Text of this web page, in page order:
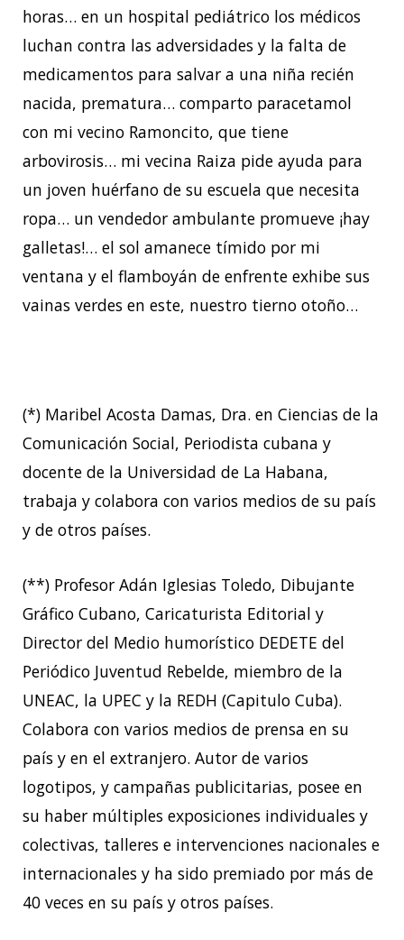
horas… en un hospital pediátrico los médicos
luchan contra las adversidades y la falta de
medicamentos para salvar a una niña recién
nacida, prematura… comparto paracetamol
con mi vecino Ramoncito, que tiene
arbovirosis… mi vecina Raiza pide ayuda para
un joven huérfano de su escuela que necesita
ropa… un vendedor ambulante promueve ¡hay
galletas!… el sol amanece tímido por mi
ventana y el flamboyán de enfrente exhibe sus
vainas verdes en este, nuestro tierno otoño…
(*) Maribel Acosta Damas, Dra. en Ciencias de la
Comunicación Social, Periodista cubana y
docente de la Universidad de La Habana,
trabaja y colabora con varios medios de su país
y de otros países.
(**) Profesor Adán Iglesias Toledo, Dibujante
Gráfico Cubano, Caricaturista Editorial y
Director del Medio humorístico DEDETE del
Periódico Juventud Rebelde, miembro de la
UNEAC, la UPEC y la REDH (Capitulo Cuba).
Colabora con varios medios de prensa en su
país y en el extranjero. Autor de varios
logotipos, y campañas publicitarias, posee en
su haber múltiples exposiciones individuales y
colectivas, talleres e intervenciones nacionales e
internacionales y ha sido premiado por más de
40 veces en su país y otros países.